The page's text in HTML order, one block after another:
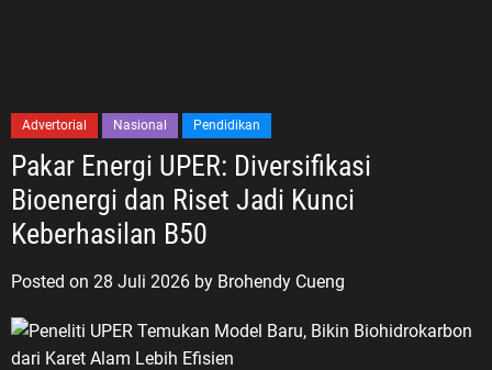
Advertorial Nasional Pendidikan
Pakar Energi UPER: Diversifikasi
Bioenergi dan Riset Jadi Kunci
Keberhasilan B50
Posted on 28 Juli 2026 by Brohendy Cueng